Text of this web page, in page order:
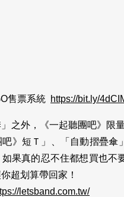
售票系統 https://bit.ly/
之外，《一起聽團吧》限
》短Ｔ」、「自動摺疊
果真的忍不住都想買也
超划算帶回家！
letsband.com.tw/